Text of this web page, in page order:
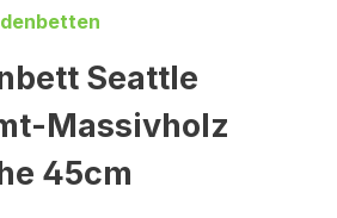
Seattle
Massivholz
45cm